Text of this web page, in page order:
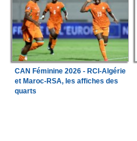
CAN Féminine 2026 - RCI-Algérie
et Maroc-RSA, les affiches des
quarts